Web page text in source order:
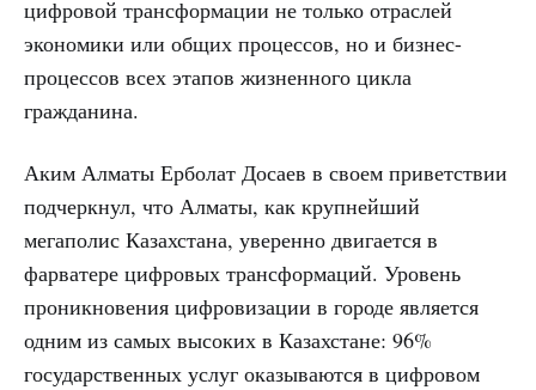
цифровой трансформации не только отраслей
экономики или общих процессов, но и бизнес-
процессов всех этапов жизненного цикла
гражданина.
Аким Алматы Ерболат Досаев в своем приветствии
подчеркнул, что Алматы, как крупнейший
мегаполис Казахстана, уверенно двигается в
фарватере цифровых трансформаций. Уровень
проникновения цифровизации в городе является
одним из самых высоких в Казахстане: 96%
государственных услуг оказываются в цифровом